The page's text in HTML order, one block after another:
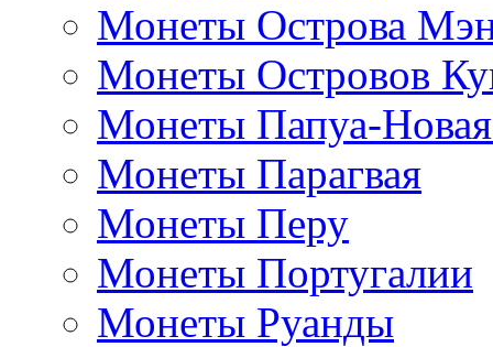
Монеты Острова
Монеты Островов
Монеты Папуа-
Монеты Парагвая
Монеты Перу
Монеты Португалии
Монеты Руанды